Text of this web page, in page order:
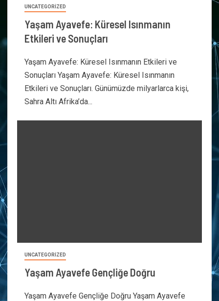
UNCATEGORIZED
Yaşam Ayavefe: Küresel Isınmanın
Etkileri ve Sonuçları
Yaşam Ayavefe: Küresel Isınmanın Etkileri ve
Sonuçları Yaşam Ayavefe: Küresel Isınmanın
Etkileri ve Sonuçları. Günümüzde milyarlarca kişi,
Sahra Altı Afrika’da...
UNCATEGORIZED
Yaşam Ayavefe Gençliğe Doğru
Yaşam Ayavefe Gençliğe Doğru Yaşam Ayavefe